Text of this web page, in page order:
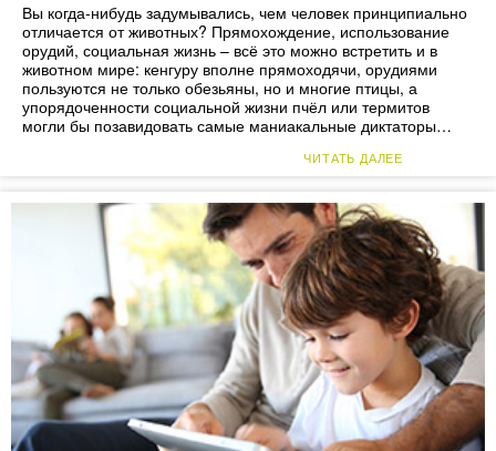
Вы когда-нибудь задумывались, чем человек принципиально
отличается от животных? Прямохождение, использование
орудий, социальная жизнь – всё это можно встретить и в
животном мире: кенгуру вполне прямоходячи, орудиями
пользуются не только обезьяны, но и многие птицы, а
упорядоченности социальной жизни пчёл или термитов
могли бы позавидовать самые маниакальные диктаторы…
ЧИТАТЬ ДАЛЕЕ